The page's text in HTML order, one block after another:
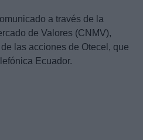
a través de la
de Valores (CNMV),
las acciones de Otecel, que
Ecuador.